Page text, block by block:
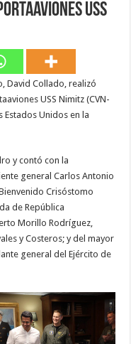
USS
David Collado, realizó
USS Nimitz (CVN-
Unidos en la
y contó con la
general Carlos Antonio
Crisóstomo
de República
Morillo Rodríguez,
y Costeros; y del mayor
general del Ejército de